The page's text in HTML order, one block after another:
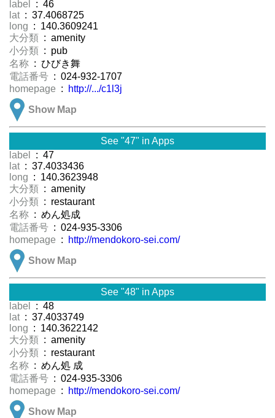
label
: 46
lat : 37.4068725
long : 140.3609241
大分類 : amenity
小分類 : pub
名称 : ひびき舞
電話番号 : 024-932-1707
homepage :
http://.../c1l3j
Show Map
See "47" in Apps
label
: 47
lat : 37.4033436
long : 140.3623948
大分類 : amenity
小分類 : restaurant
名称 : めん処成
電話番号 : 024-935-3306
homepage :
http://mendokoro-sei.com/
Show Map
See "48" in Apps
label
: 48
lat : 37.4033749
long : 140.3622142
大分類 : amenity
小分類 : restaurant
名称 : めん処 成
電話番号 : 024-935-3306
homepage :
http://mendokoro-sei.com/
Show Map